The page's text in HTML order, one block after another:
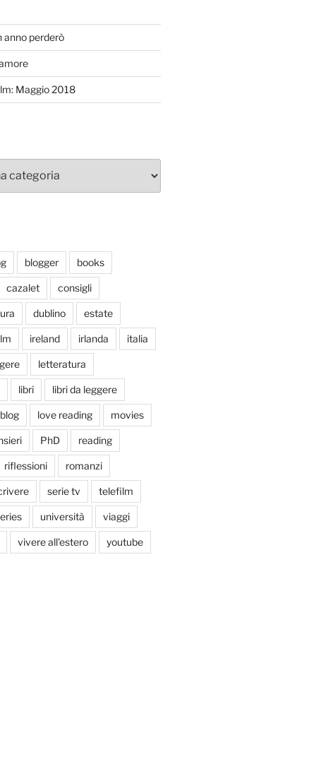
anno perderò
Maggio 2018
blogger books
cazalet consigli
dublino estate
ireland irlanda italia
letteratura
libri libri da leggere
love reading movies
PhD reading
riflessioni romanzi
serie tv telefilm
università viaggi
vivere all'estero youtube